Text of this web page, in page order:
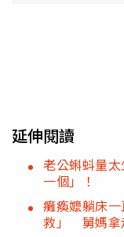
延伸閱讀
老公蝌蚪量
一個」！
癱瘓嬤躺床
救」 舅媽拿